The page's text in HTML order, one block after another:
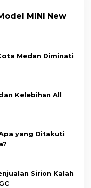
MINI New
Medan Diminati
Kelebihan All
yang Ditakuti
Sirion Kalah